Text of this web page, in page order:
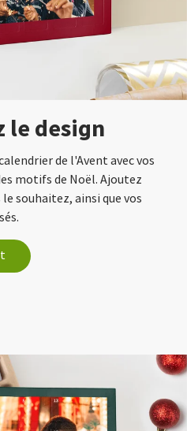
le design
de l'Avent avec vos
motifs de Noël. Ajoutez
souhaitez, ainsi que vos